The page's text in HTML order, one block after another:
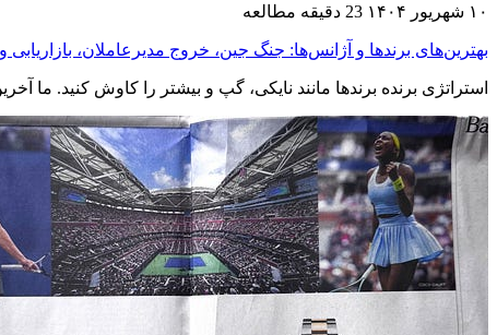
۱۰ شهریور ۱۴۰۴
بهترین‌های برندها و آژانس‌ها: جنگ جین، خروج مدیرعاملان،
استراتژی برنده برندها مانند نایکی، گپ و بیشتر را کاوش کنید.